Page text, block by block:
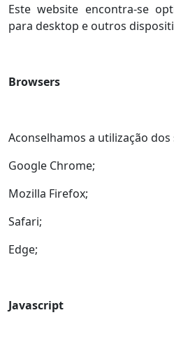
Este website encontra-se
para desktop e outros
Browsers
Aconselhamos a utilização
Google Chrome;
Mozilla Firefox;
Safari;
Edge;
Javascript